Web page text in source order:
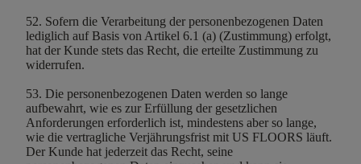
52. Sofern die Verarbeitung der personenbezogenen Daten
lediglich auf Basis von Artikel 6.1 (a) (Zustimmung) erfolgt,
hat der Kunde stets das Recht, die erteilte Zustimmung zu
widerrufen.
53. Die personenbezogenen Daten werden so lange
aufbewahrt, wie es zur Erfüllung der gesetzlichen
Anforderungen erforderlich ist, mindestens aber so lange,
wie die vertragliche Verjährungsfrist mit US FLOORS läuft.
Der Kunde hat jederzeit das Recht, seine